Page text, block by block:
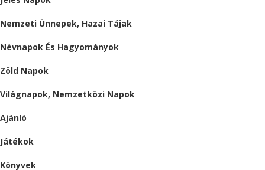
Nemzeti Ünnepek, Hazai Tájak
Névnapok És Hagyományok
Zöld Napok
Világnapok, Nemzetközi Napok
Ajánló
Játékok
Könyvek